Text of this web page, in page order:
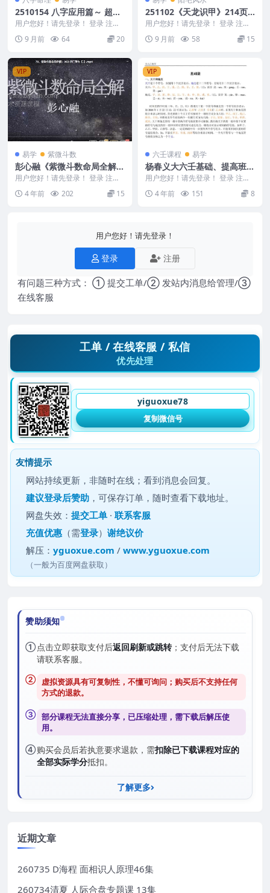
2510154 八字应用篇～ 超钱
部署(贺侨莉老师）
用户您好！请先登录！ 登录 注册
八字应用篇～ 超钱部署(贺侨莉老
师） 2510...
9 月前 64 20
251102《天龙识甲》214页
孙振新
用户您好！请先登录！ 登录 注册
《天龙识甲》214页 孙振新 丧葬
殡葬 25...
9 月前 58 15
VIP
易学 紫微斗数
彭心融《紫微斗数命局全解》
视频课程74集
用户您好！请先登录！ 登录 注册
彭心融《紫微斗数命局全解》视频
课程74集 编号...
4 年前 202 15
VIP
六壬课程 易学
杨春义大六壬基础、提高班讲
义
用户您好！请先登录！ 登录 注册
杨春义大六壬基础、提高班讲义
编号4010B1...
4 年前 151 8
用户您好！请先登录！
登录 注册
有问题三种方式： ① 提交工单/② 发站内消息给管理/③
在线客服
工单 / 在线客服 / 私信
优先处理
yiguoxue78
复制微信号
友情提示
网站持续更新，非随时在线；看到消息会回复。
建议登录后赞助 ，可保存订单，随时查看下载地址。
网盘失效：提交工单 ·联系客服
充值优惠 （需登录）谢绝议价
解压：yguoxue.com /www.yguoxue.com
（一般为百度网盘获取）
赞助须知
①点击立即获取支付后返回刷新或跳转；支付后无法下载
请联系客服。
② 虚拟资源具有可复制性，不懂可询问；购买后不支持任何
方式的退款。
③ 部分课程无法直接分享，已压缩处理，需下载后解压使
用。
④购买会员后若执意要求退款，需扣除已下载课程对应的
全部实际学分抵扣。
了解更多
近期文章
260735 D海程 面相识人原理46集
260734清夏 人际合盘专题课 13集